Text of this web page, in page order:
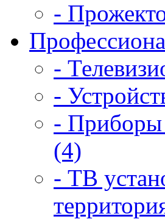
-
-
-
- Приборы
(4)
- ТВ